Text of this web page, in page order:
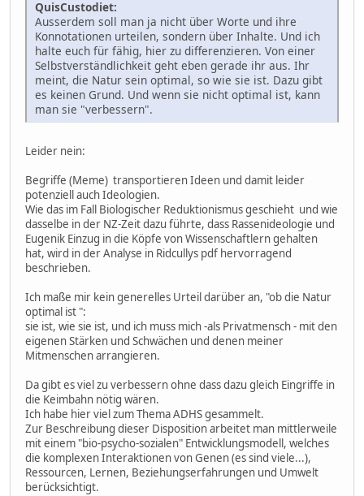
QuisCustodiet:
Ausserdem soll man ja nicht über Worte und ihre
Konnotationen urteilen, sondern über Inhalte. Und ich
halte euch für fähig, hier zu differenzieren. Von einer
Selbstverständlichkeit geht eben gerade ihr aus. Ihr
meint, die Natur sein optimal, so wie sie ist. Dazu gibt
es keinen Grund. Und wenn sie nicht optimal ist, kann
man sie "verbessern".
Leider nein:
Begriffe (Meme) transportieren Ideen und damit leider
potenziell auch Ideologien.
Wie das im Fall Biologischer Reduktionismus geschieht und wie
dasselbe in der NZ-Zeit dazu führte, dass Rassenideologie und
Eugenik Einzug in die Köpfe von Wissenschaftlern gehalten
hat, wird in der Analyse in Ridcullys pdf hervorragend
beschrieben.
Ich maße mir kein generelles Urteil darüber an, "ob die Natur
optimal ist ":
sie ist, wie sie ist, und ich muss mich -als Privatmensch - mit den
eigenen Stärken und Schwächen und denen meiner
Mitmenschen arrangieren.
Da gibt es viel zu verbessern ohne dass dazu gleich Eingriffe in
die Keimbahn nötig wären.
Ich habe hier viel zum Thema ADHS gesammelt.
Zur Beschreibung dieser Disposition arbeitet man mittlerweile
mit einem "bio-psycho-sozialen" Entwicklungsmodell, welches
die komplexen Interaktionen von Genen (es sind viele...),
Ressourcen, Lernen, Beziehungserfahrungen und Umwelt
berücksichtigt.